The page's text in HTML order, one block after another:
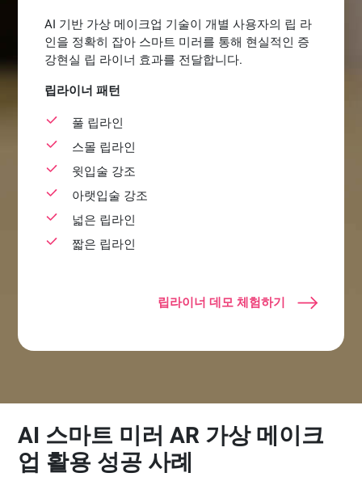
AI 기반 가상 메이크업 기술이 개별 사용자의 립 라
인을 정확히 잡아 스마트 미러를 통해 현실적인 증
강현실 립 라이너 효과를 전달합니다.
립라이너 패턴
풀 립라인
스몰 립라인
윗입술 강조
아랫입술 강조
넓은 립라인
짧은 립라인
립라이너 데모 체험하기
AI 스마트 미러 AR 가상 메이크
업 활용 성공 사례